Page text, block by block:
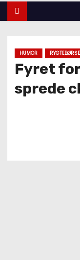
HUMOR
Fyret
sprede